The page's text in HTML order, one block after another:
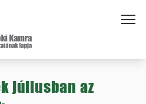
júliusban az